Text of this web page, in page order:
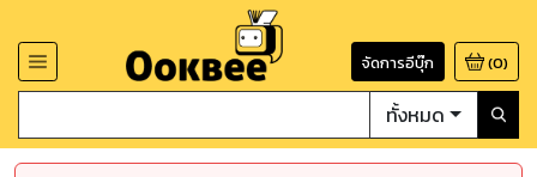
จัดการอีบุ๊ก (0)
ทั้งหมด